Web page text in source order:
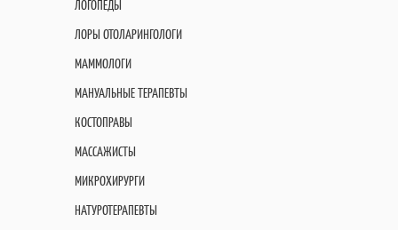
ЛОГОПЕДЫ
ЛОРЫ ОТОЛАРИНГОЛОГИ
МАММОЛОГИ
МАНУАЛЬНЫЕ ТЕРАПЕВТЫ
КОСТОПРАВЫ
МАССАЖИСТЫ
МИКРОХИРУРГИ
НАТУРОТЕРАПЕВТЫ